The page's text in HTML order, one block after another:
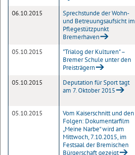
06.10.2015
Sprechstunde der Wohn-
und Betreuungsaufsicht im
Pflegestützpunkt
Bremerhaven
05.10.2015
"Trialog der Kulturen" –
Bremer Schule unter den
Preisträgern
05.10.2015
Deputation für Sport tagt
am 7. Oktober 2015
05.10.2015
Vom Kaiserschnitt und den
Folgen: Dokumentarfilm
„Meine Narbe“ wird am
Mittwoch, 7.10.2015, im
Festsaal der Bremischen
Bürgerschaft gezeigt